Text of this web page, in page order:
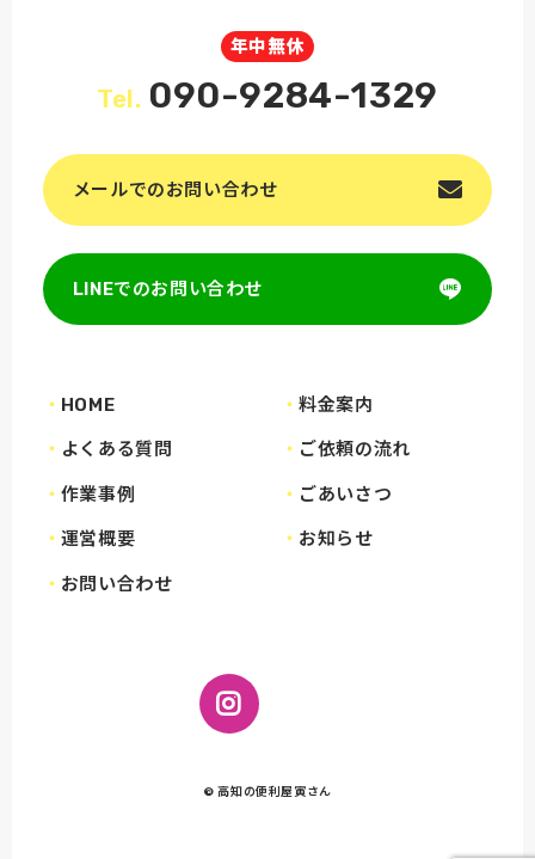
年中無休
Tel. 090-9284-1329
メールでのお問い合わせ
LINEでのお問い合わせ
HOME 料金案内
よくある質問 ご依頼の流れ
作業事例 ごあいさつ
運営概要 お知らせ
お問い合わせ
© 高知の便利屋寅さん